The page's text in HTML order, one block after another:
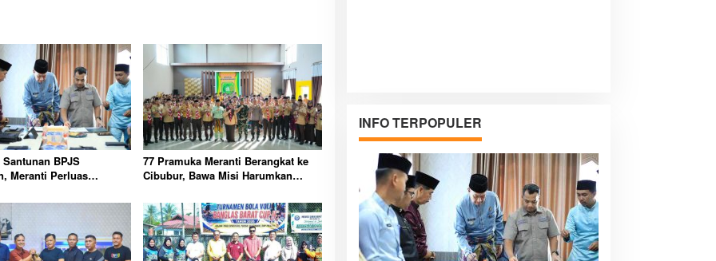
Santunan BPJS
Meranti Perluas
77 Pramuka Meranti Berangkat ke
Cibubur, Bawa Misi Harumkan
INFO TERPOPULER